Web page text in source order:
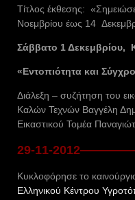
Τίτλος έκθεσης:
Νοεμβρίου έως 14
Σάββατο 1 Δεκεμβρίου,
«Εντοπιότητα και
Διάλεξη – συζήτηση του
Καλών Τεχνών Βαγγέλη
Εικαστικού Τομέα
29-11-
Κυκλοφόρησε το
Ελληνικού Κέντρου